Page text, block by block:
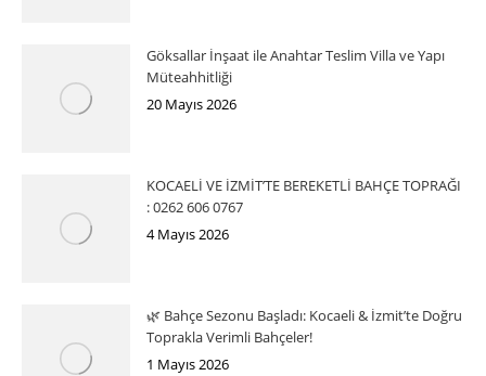
Göksallar İnşaat ile Anahtar Teslim Villa ve Yapı
Müteahhitliği
20 Mayıs 2026
KOCAELİ VE İZMİT’TE BEREKETLİ BAHÇE TOPRAĞI
: 0262 606 0767
4 Mayıs 2026
🌿 Bahçe Sezonu Başladı: Kocaeli & İzmit’te Doğru
Toprakla Verimli Bahçeler!
1 Mayıs 2026